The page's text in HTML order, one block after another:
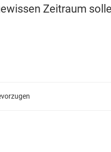
Zeitraum